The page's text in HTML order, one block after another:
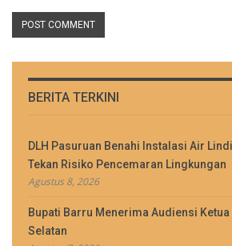
BERITA TERKINI
DLH Pasuruan Benahi Instalasi Air
Tekan Risiko Pencemaran Lingkungan
Agustus 8, 2026
Bupati Barru Menerima Audiensi Ketua
Selatan